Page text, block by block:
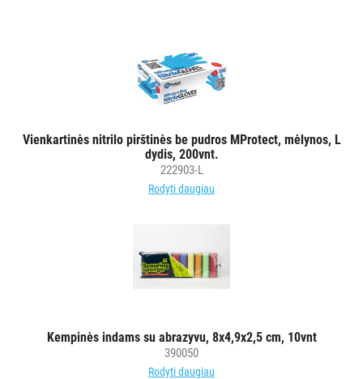
Vienkartinės nitrilo pirštinės be pudros MProtect, mėlynos, L
dydis, 200vnt.
222903-L
Rodyti daugiau
Kempinės indams su abrazyvu, 8x4,9x2,5 cm, 10vnt
390050
Rodyti daugiau